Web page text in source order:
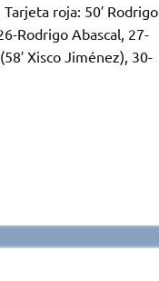
roja: 50′ Rodrigo
Rodrigo Abascal, 27-
Xisco Jiménez), 30-